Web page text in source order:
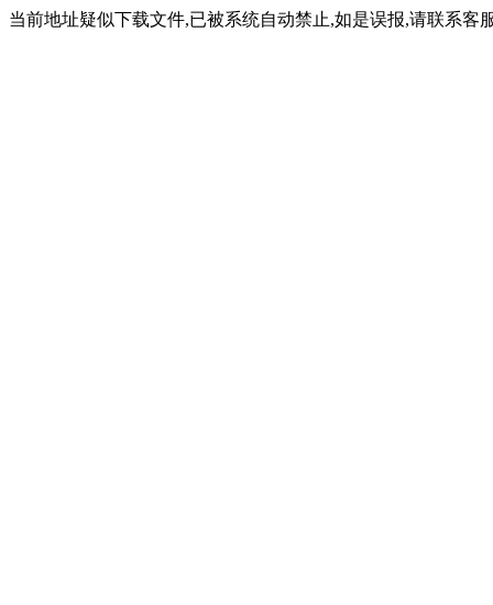
当前地址疑似下载文件,已被系统自动禁止,如是误报,请联系客